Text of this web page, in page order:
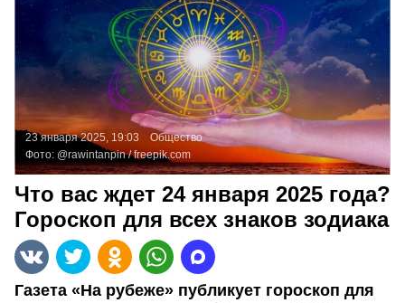
23 января 2025, 19:03
Общество
Фото: @rawintanpin /freepik.com
Что вас ждет 24 января 2025 года?
Гороскоп для всех знаков зодиака
Газета «На рубеже» публикует гороскоп для